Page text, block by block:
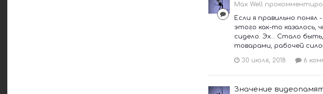
Max Well
Если я правильно
этого как-то казалось,
сидело. Эх... Стало
товарами, рабочей
30 июля, 2018 6
Значение